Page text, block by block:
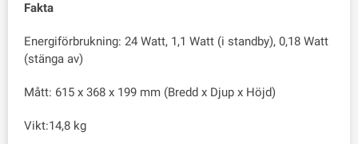
Fakta
Energiförbrukning: 24 Watt, 1,1 Watt (i standby), 0,18 Watt
(stänga av)
Mått: 615‎ x 368 x 199 mm (Bredd x Djup x Höjd)
Vikt:14,8 kg